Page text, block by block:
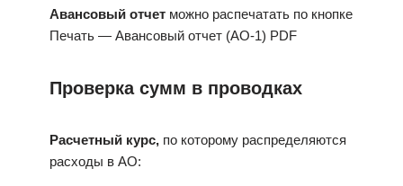
Авансовый отчет можно распечатать по кнопке
Печать — Авансовый отчет (АО-1) PDF
Проверка сумм в проводках
Расчетный курс, по которому распределяются
расходы в АО: